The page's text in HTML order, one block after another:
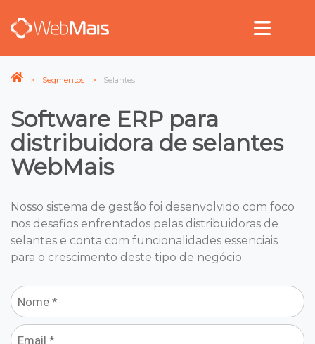
Segmentos Selantes
Software ERP para
distribuidora de selantes
WebMais
Nosso sistema de gestão foi desenvolvido com foco
nos desafios enfrentados pelas distribuidoras de
selantes e conta com funcionalidades essenciais
para o crescimento deste tipo de negócio.